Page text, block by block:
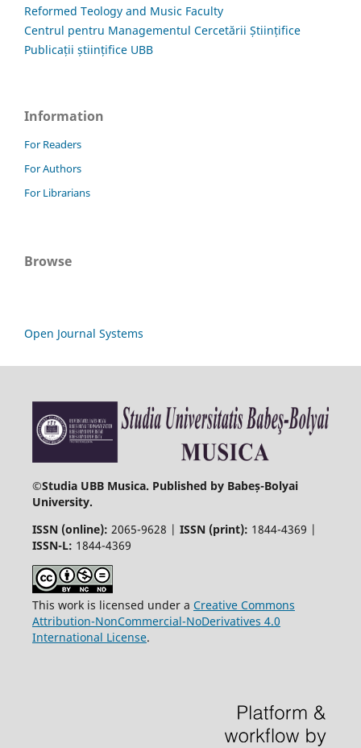
Reformed Teology and Music Faculty
Centrul pentru Managementul Cercetării Științifice
Publicații științifice UBB
Information
For Readers
For Authors
For Librarians
Browse
Open Journal Systems
©Studia UBB Musica. Published by Babeș-Bolyai
University.
ISSN (online): 2065-9628 | ISSN (print): 1844-4369 |
ISSN-L: 1844-4369
This work is licensed under a Creative Commons
Attribution-NonCommercial-NoDerivatives 4.0
International License.